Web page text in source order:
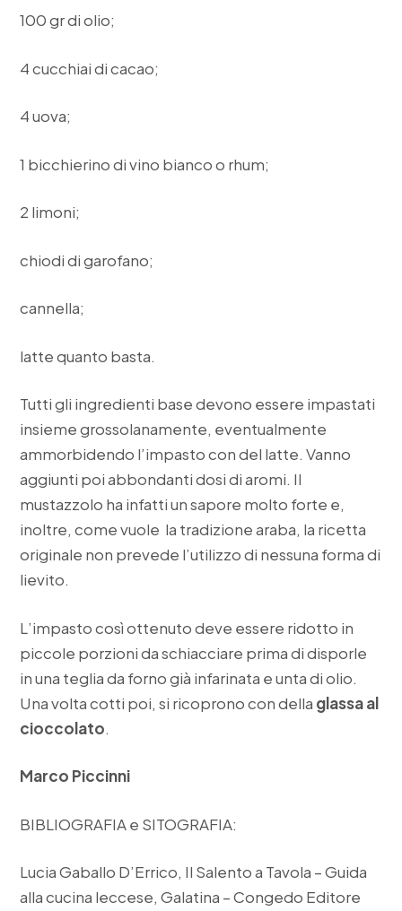
100 gr di olio;
4 cucchiai di cacao;
4 uova;
1 bicchierino di vino bianco o rhum;
2 limoni;
chiodi di garofano;
cannella;
latte quanto basta.
Tutti gli ingredienti base devono essere impastati
insieme grossolanamente, eventualmente
ammorbidendo l’impasto con del latte. Vanno
aggiunti poi abbondanti dosi di aromi. Il
mustazzolo ha infatti un sapore molto forte e,
inoltre, come vuole la tradizione araba, la ricetta
originale non prevede l’utilizzo di nessuna forma di
lievito.
L’impasto così ottenuto deve essere ridotto in
piccole porzioni da schiacciare prima di disporle
in una teglia da forno già infarinata e unta di olio.
Una volta cotti poi, si ricoprono con della glassa al
cioccolato.
Marco Piccinni
BIBLIOGRAFIA e SITOGRAFIA:
Lucia Gaballo D’Errico, Il Salento a Tavola – Guida
alla cucina leccese, Galatina – Congedo Editore